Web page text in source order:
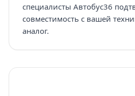
специалисты Автобус36
совместимость с вашей
аналог.